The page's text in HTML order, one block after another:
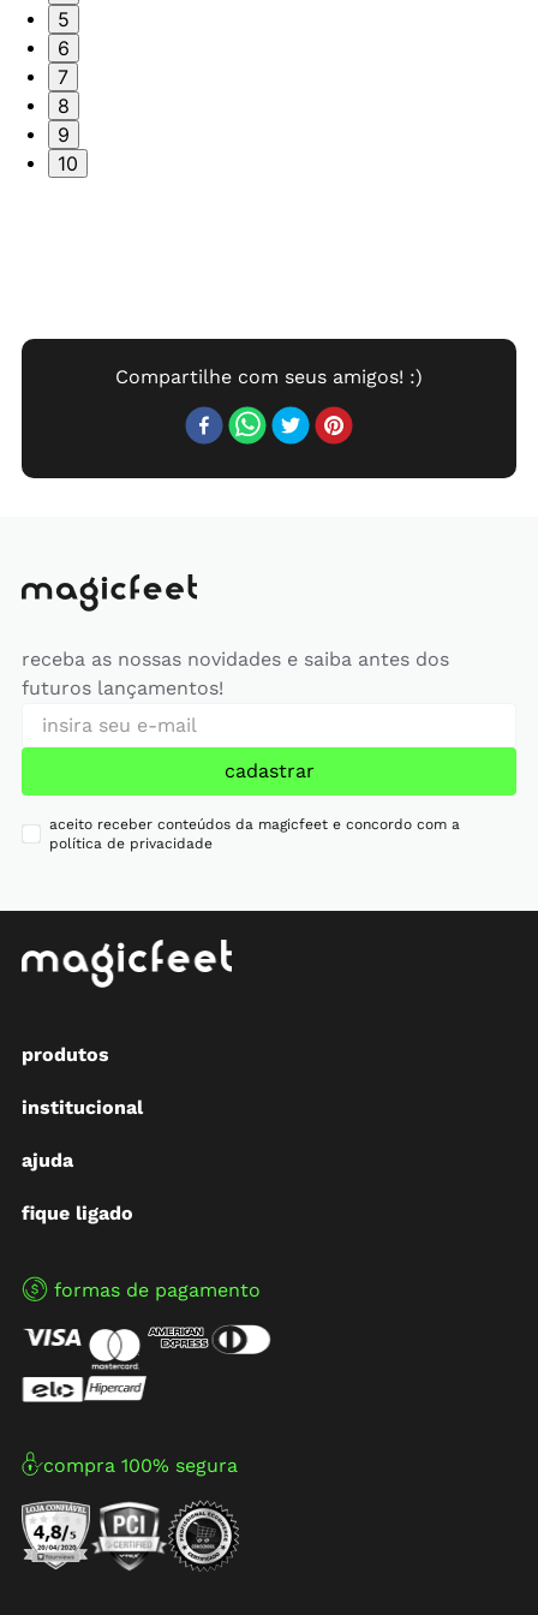
5
6
7
8
9
10
receba as nossas novidades e saiba antes dos
futuros lançamentos!
cadastrar
aceito receber conteúdos da magicfeet e concordo com a
política de privacidade
produtos
institucional
ajuda
fique ligado
formas de pagamento
compra 100% segura